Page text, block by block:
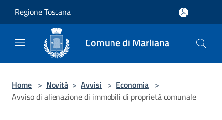
Regione Toscana
Comune di Marliana
Home > Novità > Avvisi > Economia >
Avviso di alienazione di immobili di proprietà comunale